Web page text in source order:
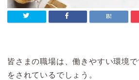
皆さまの職場は、働きやすい環境
をされているでしょう。